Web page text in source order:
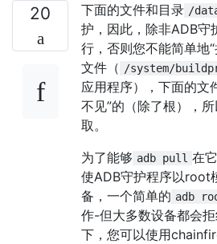
20 下面的文件和目录 /
护，因此，除非ADB
行，否则您不能简单地
文件（ /system/
应用程序），下面的文
不见”的（除了根），
取。
为了能够 adb pull 在
使ADB守护程序以root
备，一个简单的 adb
作-但大多数设备都会
下，您可以使用